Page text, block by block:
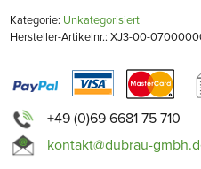
Kategorie: Unkategorisiert
Hersteller-Artikelnr.: XJ3-00-
+49 (0)69 6681 75 710
kontakt@dubrau-